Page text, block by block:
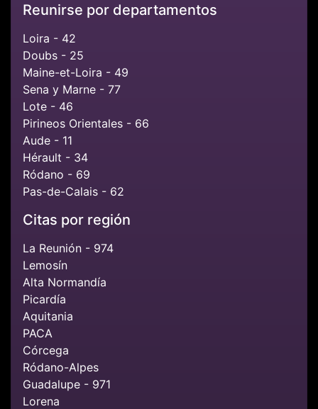
Reunirse por departamentos
Loira - 42
Doubs - 25
Maine-et-Loira - 49
Sena y Marne - 77
Lote - 46
Pirineos Orientales - 66
Aude - 11
Hérault - 34
Ródano - 69
Pas-de-Calais - 62
Citas por región
La Reunión - 974
Lemosín
Alta Normandía
Picardía
Aquitania
PACA
Córcega
Ródano-Alpes
Guadalupe - 971
Lorena